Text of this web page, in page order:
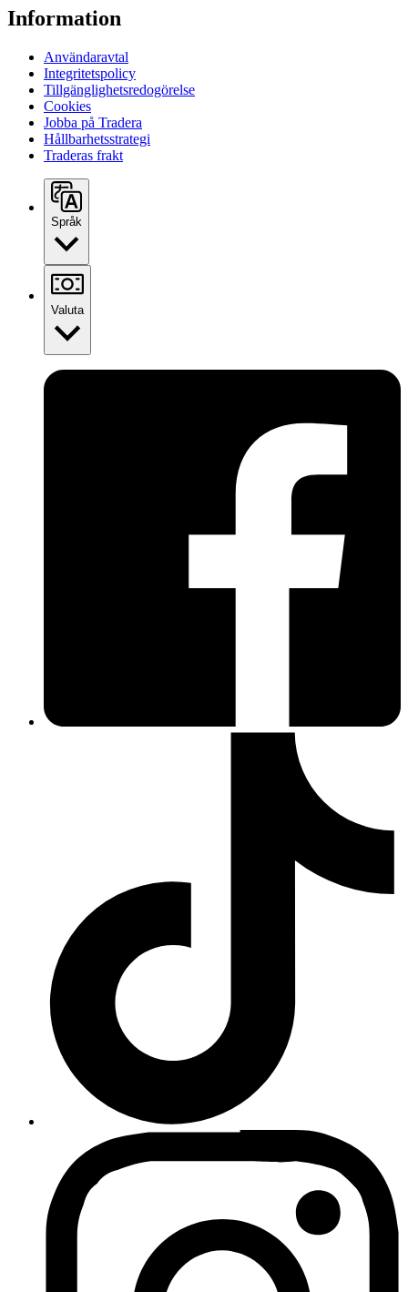
Information
Användaravtal
Integritetspolicy
Tillgänglighetsredogörelse
Cookies
Jobba på Tradera
Hållbarhetsstrategi
Traderas frakt
Språk
Valuta